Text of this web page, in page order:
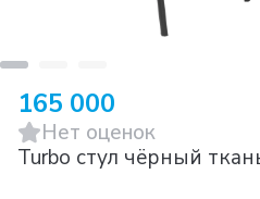
165 000
Нет оценок
Turbo стул чёрный